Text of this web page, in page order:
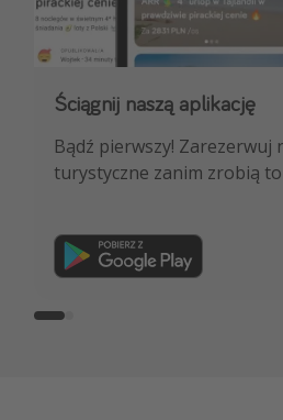
Ściągnij naszą aplikację
Bądź pierwszy! Zarezerwuj
turystyczne zanim zrobią
Dołącz do naszego
NAJLEPSZE oferty
ekspertów i wiele więcej!